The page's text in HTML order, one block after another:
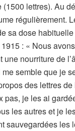
lettres). Au
régulièrement.
sa dose
: « Nous
nourriture de
semble que je
des lettres
pas, je les ai
les autres et je
sauvegardées